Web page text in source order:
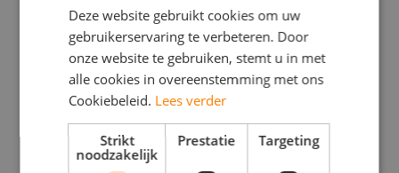
Deze website gebruikt cookies om uw
gebruikerservaring te verbeteren. Door
onze website te gebruiken, stemt u in met
alle cookies in overeenstemming met ons
Cookiebeleid. Lees verder
Strikt
noodzakelijk
Prestatie Targeting